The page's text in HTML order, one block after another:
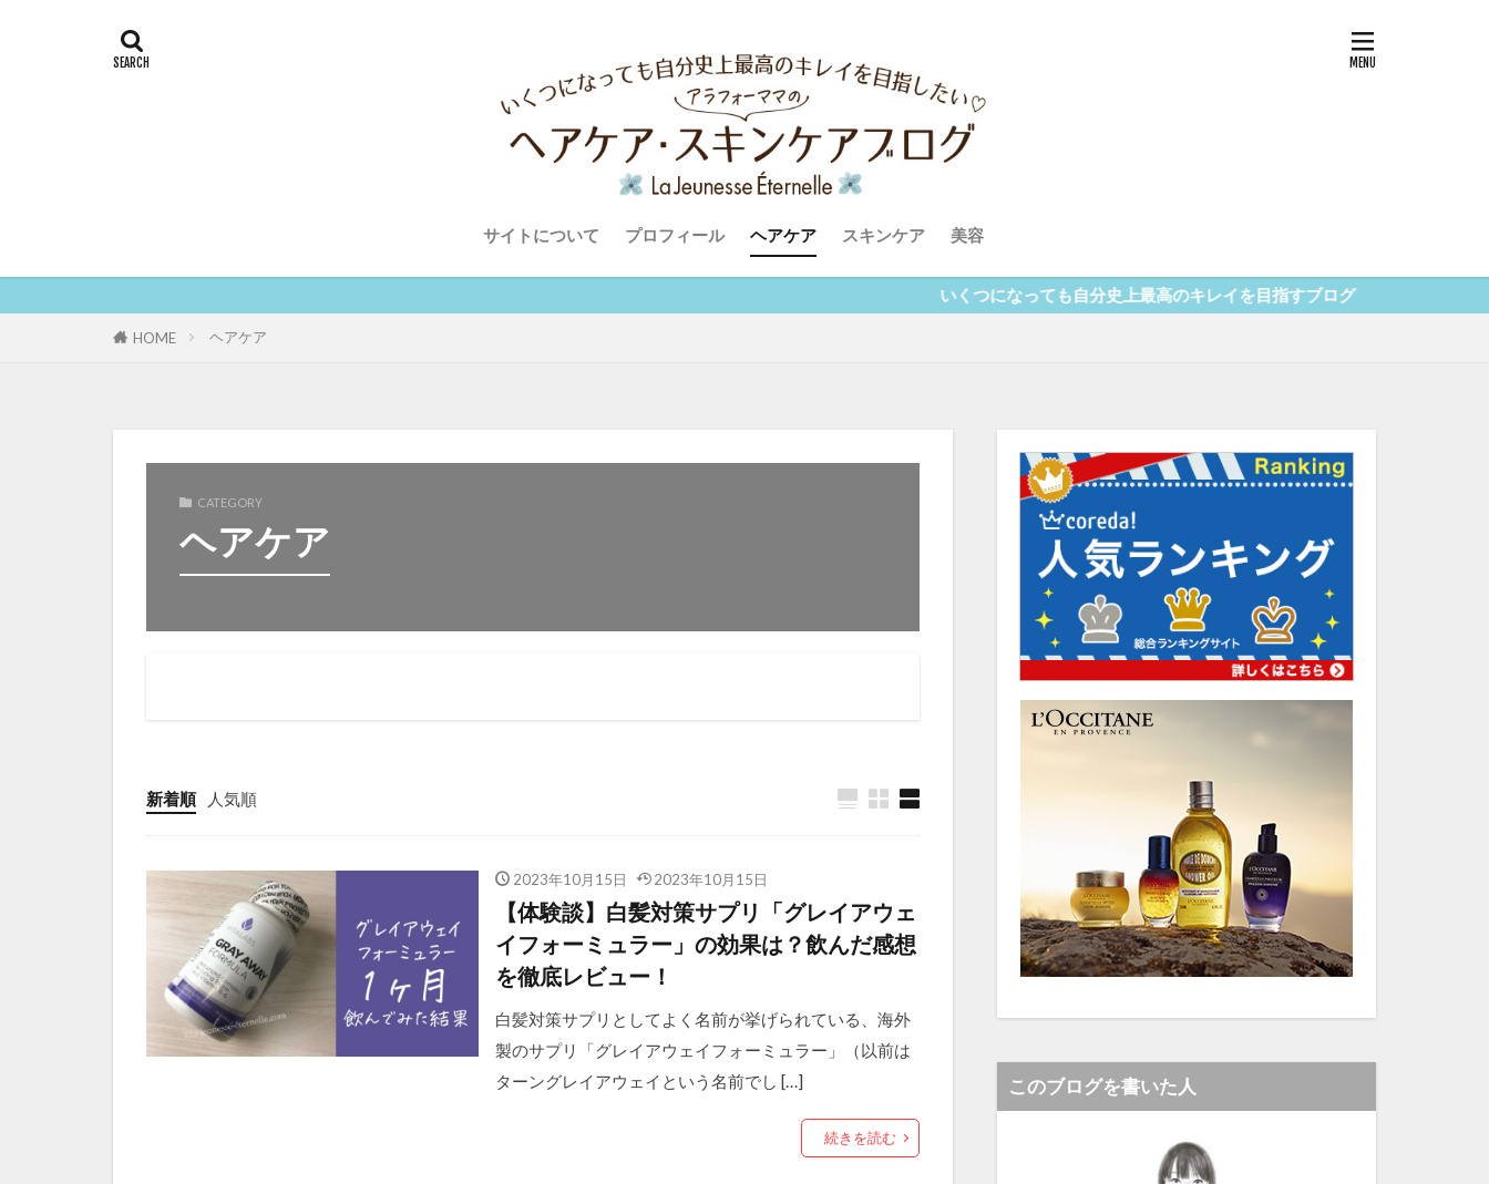
サイトについて プロフィール ヘアケア スキンケア 美容
いくつになっても自分史上最高のキレイを目指すブログ
HOME ヘアケア
CATEGORY
ヘアケア
新着順 人気順
2023年10月15日 2023年10月15日
【体験談】白髪対策サプリ「グレイアウェ
イフォーミュラー」の効果は？飲んだ感想
を徹底レビュー！
白髪対策サプリとしてよく名前が挙げられている、海外
製のサプリ「グレイアウェイフォーミュラー」（以前は
ターングレイアウェイという名前でし […]
続きを読む
このブログを書いた人